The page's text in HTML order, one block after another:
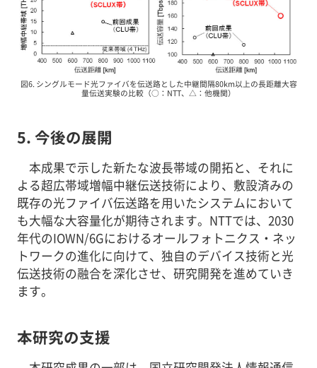
図6. シングルモード光ファイバを伝送路とした中継間隔80km以上の長距離大容
量伝送実験の比較（○：NTT、△：他機関）
5. 今後の展開
本成果で示した新たな波長帯域の開拓と、それに
よる超広帯域増幅中継伝送技術により、敷設済みの
既存の光ファイバ伝送路を用いたシステムにおいて
も大幅な大容量化が期待されます。NTTでは、2030
年代のIOWN/6Gにおけるオールフォトニクス・ネッ
トワークの進化に向けて、独自のデバイス技術と光
伝送技術の融合を深化させ、研究開発を進めていき
ます。
本研究の支援